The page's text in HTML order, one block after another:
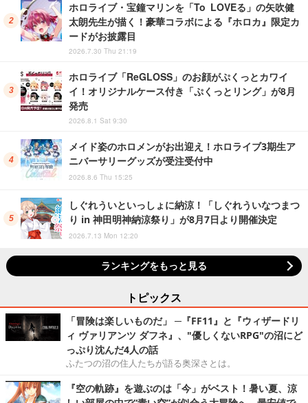
ホロライブ・宝鐘マリンを「To LOVEる」の矢吹健
太朗先生が描く！豪華コラボによる『ホロカ』限定カ
ードがお披露目
2026.7.30 Thu 21:19
ホロライブ「ReGLOSS」のお顔がぷくっとカワイ
イ！オリジナルケース付き「ぷくっとリング」が8月
発売
2026.8.1 Sat 9:30
メイド姿のホロメンがお出迎え！ホロライブ3期生ア
ニバーサリーグッズが受注受付中
2026.8.6 Thu 15:25
しぐれういといっしょに納涼！「しぐれういなつまつ
り in 神田明神納涼祭り」が8月7日より開催決定
2026.7.13 Mon 12:20
ランキングをもっと見る
トピックス
「冒険は楽しいものだ」 ─『FF11』と『ウィザードリ
ィ ヴァリアンツ ダフネ』、"優しくないRPG"の沼にど
っぷり沈んだ4人の話
ふたつの沼の住人たちが語る奥深さとは。
『空の軌跡』を遊ぶのは「今」がベスト！暑い夏、涼